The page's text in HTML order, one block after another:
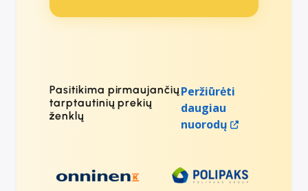
Pasitikima pirmaujančių
tarptautinių prekių
ženklų
Peržiūrėti
daugiau
nuorodų